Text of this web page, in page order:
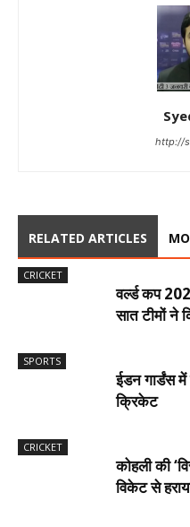
http://
RELATED ARTICLES
CRICKET
वर्ल्ड कप
सात टीमों ने
SPORTS
ईडन गार्डंस
क्रिकेट
CRICKET
कोहली की
विकेट से